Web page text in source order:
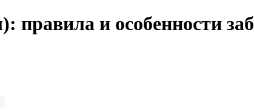
правила и особенности